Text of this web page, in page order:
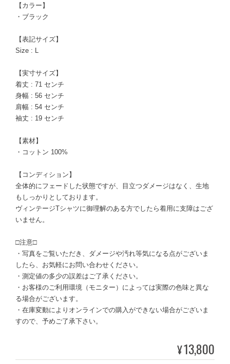
【カラー】
・ブラック
【表記サイズ】
Size : L
【実寸サイズ】
着丈 : 71 センチ
身幅 : 56 センチ
肩幅 : 54 センチ
袖丈 : 19 センチ
【素材】
・コットン 100%
【コンディション】
全体的にフェードした状態ですが、目立つダメージはなく、生地
もしっかりとしております。
ヴィンテージTシャツに御理解のある方でしたら着用に支障はござ
いません。
□注意□
・写真をご覧いただき、ダメージや汚れ等気になる点がございま
したら、お気軽にお問い合わせください。
・測定値の多少の誤差はご了承ください。
・お客様のご利用環境（モニター）によっては実際の色味と異な
る場合がございます。
・在庫変動によりオンラインでの購入ができない場合がございま
すので、予めご了承下さい。
¥13,800